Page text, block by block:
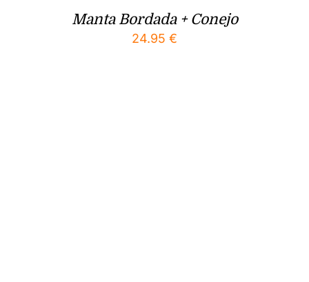
Manta Bordada + Conejo
24.95 €